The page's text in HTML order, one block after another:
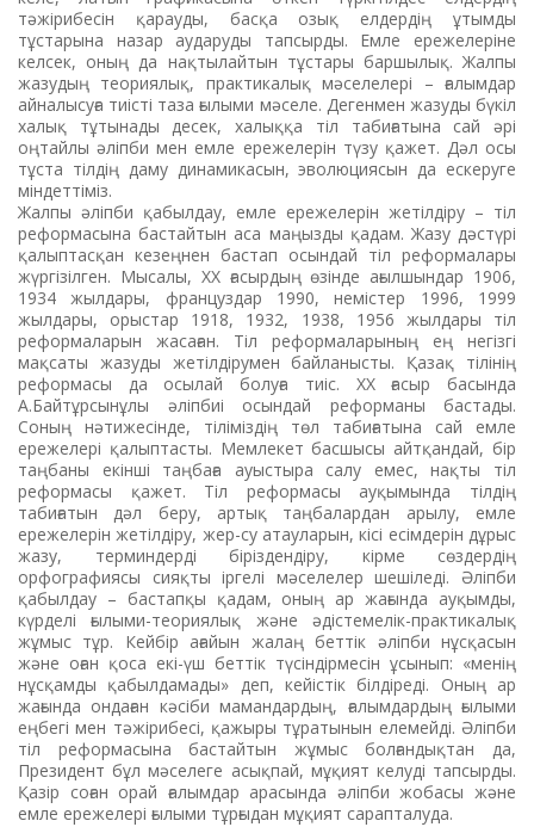
тәжірибесін қарауды, басқа озық елдердің ұтымды
тұстарына назар аударуды тапсырды. Емле ережелеріне
келсек, оның да нақтылайтын тұстары баршылық. Жалпы
жазудың теориялық, практикалық мәселелері – ғалымдар
айналысуға тиісті таза ғылыми мәселе. Дегенмен жазуды бүкіл
халық тұтынады десек, халыққа тіл табиғатына сай әрі
оңтайлы әліпби мен емле ережелерін түзу қажет. Дәл осы
тұста тілдің даму динамикасын, эволюциясын да ескеруге
міндеттіміз.
Жалпы әліпби қабылдау, емле ережелерін жетілдіру – тіл
реформасына бастайтын аса маңызды қадам. Жазу дәстүрі
қалыптасқан кезеңнен бастап осындай тіл реформалары
жүргізілген. Мысалы, ХХ ғасырдың өзінде ағылшындар 1906,
1934 жылдары, француздар 1990, немістер 1996, 1999
жылдары, орыстар 1918, 1932, 1938, 1956 жылдары тіл
реформаларын жасаған. Тіл реформаларының ең негізгі
мақсаты жазуды жетілдірумен байланысты. Қазақ тілінің
реформасы да осылай болуға тиіс. ХХ ғасыр басында
А.Байтұрсынұлы әліпбиі осындай реформаны бастады.
Соның нәтижесінде, тіліміздің төл табиғатына сай емле
ережелері қалыптасты. Мемлекет басшысы айтқандай, бір
таңбаны екінші таңбаға ауыстыра салу емес, нақты тіл
реформасы қажет. Тіл реформасы ауқымында тілдің
табиғатын дәл беру, артық таңбалардан арылу, емле
ережелерін жетілдіру, жер-су атауларын, кісі есімдерін дұрыс
жазу, терминдерді біріздендіру, кірме сөздердің
орфографиясы сияқты іргелі мәселелер шешіледі. Әліпби
қабылдау – бастапқы қадам, оның ар жағында ауқымды,
күрделі ғылыми-теориялық және әдістемелік-практикалық
жұмыс тұр. Кейбір ағайын жалаң беттік әліпби нұсқасын
және оған қоса екі-үш беттік түсіндірмесін ұсынып: «менің
нұсқамды қабылдамады» деп, кейістік білдіреді. Оның ар
жағында ондаған кәсіби мамандардың, ғалым­дардың ғылыми
еңбегі мен тәжірибесі, қажыры тұратынын елемейді. Әліпби
тіл реформасына бастайтын жұмыс болғандықтан да,
Президент бұл мәселеге асықпай, мұқият келуді тапсырды.
Қазір соған орай ғалымдар арасында әліпби жобасы және
емле ережелері ғылыми тұрғыдан мұқият сарапталуда.